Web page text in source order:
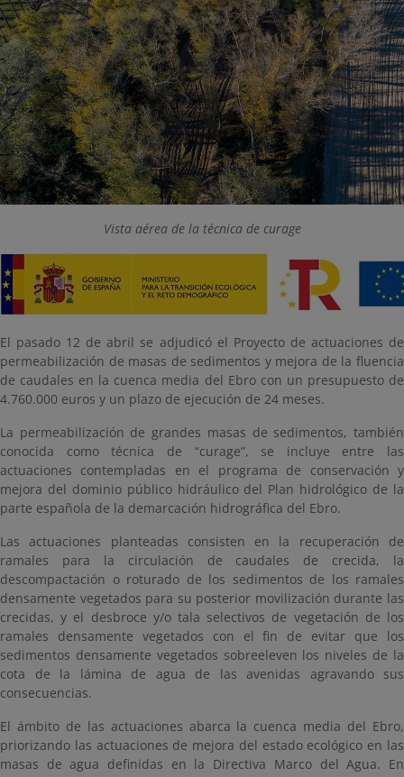
Vista aérea de la técnica de curage
El pasado 12 de abril se adjudicó el Proyecto de actuaciones de
permeabilización de masas de sedimentos y mejora de la fluencia
de caudales en la cuenca media del Ebro con un presupuesto de
4.760.000 euros y un plazo de ejecución de 24 meses.
La permeabilización de grandes masas de sedimentos, también
conocida como técnica de “curage”, se incluye entre las
actuaciones contempladas en el programa de conservación y
mejora del dominio público hidráulico del Plan hidrológico de la
parte española de la demarcación hidrográfica del Ebro.
Las actuaciones planteadas consisten en la recuperación de
ramales para la circulación de caudales de crecida, la
descompactación o roturado de los sedimentos de los ramales
densamente vegetados para su posterior movilización durante las
crecidas, y el desbroce y/o tala selectivos de vegetación de los
ramales densamente vegetados con el fin de evitar que los
sedimentos densamente vegetados sobreeleven los niveles de la
cota de la lámina de agua de las avenidas agravando sus
consecuencias.
El ámbito de las actuaciones abarca la cuenca media del Ebro,
priorizando las actuaciones de mejora del estado ecológico en las
masas de agua definidas en la Directiva Marco del Agua. En